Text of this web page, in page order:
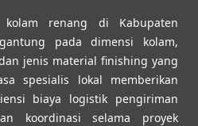
renang di Kabupaten
pada dimensi kolam,
jenis material finishing yang
spesialis lokal memberikan
biaya logistik pengiriman
koordinasi selama proyek